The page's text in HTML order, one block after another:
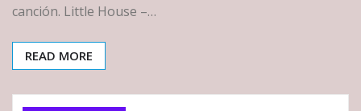
canción. Little House –…
READ MORE